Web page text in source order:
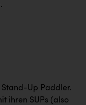
Stand-Up Paddler.
ihren SUPs (also